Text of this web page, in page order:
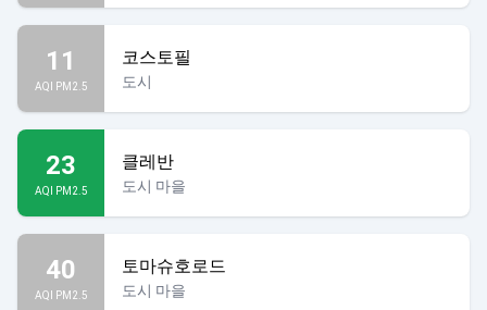
11
AQI PM2.5
코스토필
도시
23
AQI PM2.5
클레반
도시 마을
40
AQI PM2.5
토마슈호로드
도시 마을